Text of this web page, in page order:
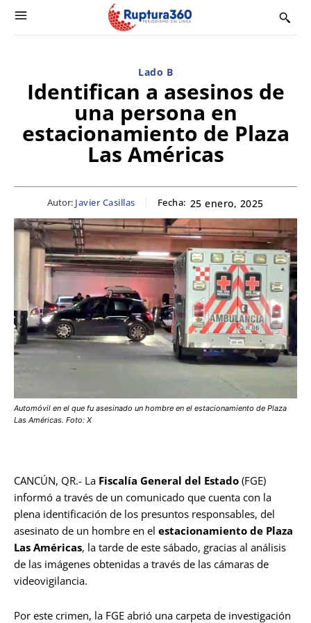
Lado B
Identifican a asesinos de
una persona en
estacionamiento de Plaza
Las Américas
Autor: Javier Casillas Fecha: 25 enero, 2025
Automóvil en el que fu asesinado un hombre en el estacionamiento de Plaza
Las Américas. Foto: X
CANCÚN, QR.- La Fiscalía General del Estado (FGE)
informó a través de un comunicado que cuenta con la
plena identificación de los presuntos responsables, del
asesinato de un hombre en el estacionamiento de Plaza
Las Américas, la tarde de este sábado, gracias al análisis
de las imágenes obtenidas a través de las cámaras de
videovigilancia.
Por este crimen, la FGE abrió una carpeta de investigación